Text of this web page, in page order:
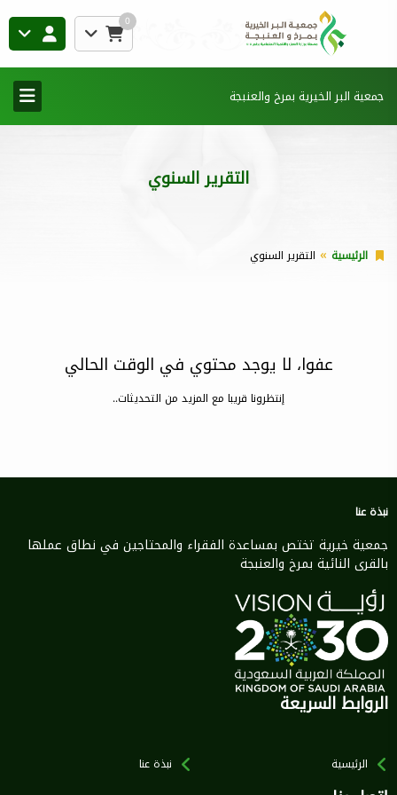
0
جمعية البر الخيرية بمرخ والعنبجة
التقرير السنوي
الرئيسية التقرير السنوي
عفوا، لا يوجد محتوي في الوقت الحالي
إنتظرونا قريبا مع المزيد من التحديثات..
نبذة عنا
جمعية خيرية تختص بمساعدة الفقراء والمحتاجين في نطاق عملها
بالقرى النائية بمرخ والعنبجة
الروابط السريعة
الرئيسية نبذة عنا